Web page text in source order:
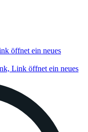
öffnet ein neues
Link öffnet ein neues